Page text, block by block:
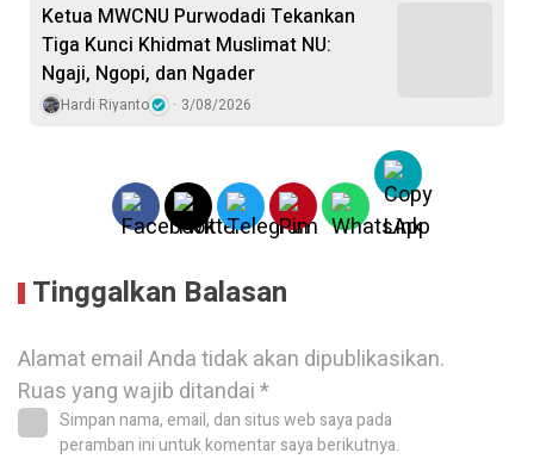
Ketua MWCNU Purwodadi Tekankan
Tiga Kunci Khidmat Muslimat NU:
Ngaji, Ngopi, dan Ngader
Hardi Riyanto 3/08/2026
Tinggalkan Balasan
Alamat email Anda tidak akan dipublikasikan.
Ruas yang wajib ditandai*
Simpan nama, email, dan situs web saya pada
peramban ini untuk komentar saya berikutnya.